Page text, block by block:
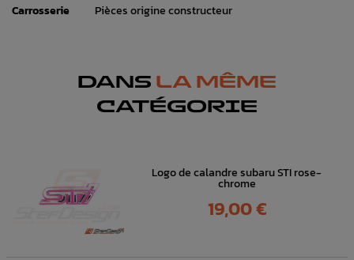
Carrosserie
Pièces origine constructeur
DANS LA MÊME
CATÉGORIE
Logo de calandre subaru STI rose-
chrome
Prix
19,00 €